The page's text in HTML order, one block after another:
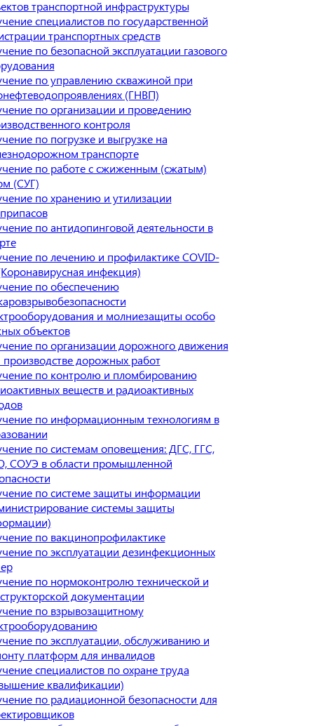
транспортной инфраструктуры
специалистов по государственной
транспортных средств
по безопасной эксплуатации газового
по управлению скважиной при
(ГНВП)
по организации и проведению
контроля
по погрузке и выгрузке на
транспорте
по работе с сжиженным (сжатым)
(СУГ)
по хранению и утилизации
по антидопинговой деятельности в
по лечению и профилактике COVID-
инфекция)
по обеспечению
и молниезащиты особо
объектов
по организации дорожного движения
дорожных работ
по контролю и пломбированию
веществ и радиоактивных
по информационным технологиям в
по системам оповещения: ДГС, ГГС,
СОУЭ в области промышленной
по системе защиты информации
системы защиты
по вакцинопрофилактике
по эксплуатации дезинфекционных
по нормоконтролю технической и
документации
по взрывозащитному
по эксплуатации, обслуживанию и
платформ для инвалидов
специалистов по охране труда
квалификации)
по радиационной безопасности для